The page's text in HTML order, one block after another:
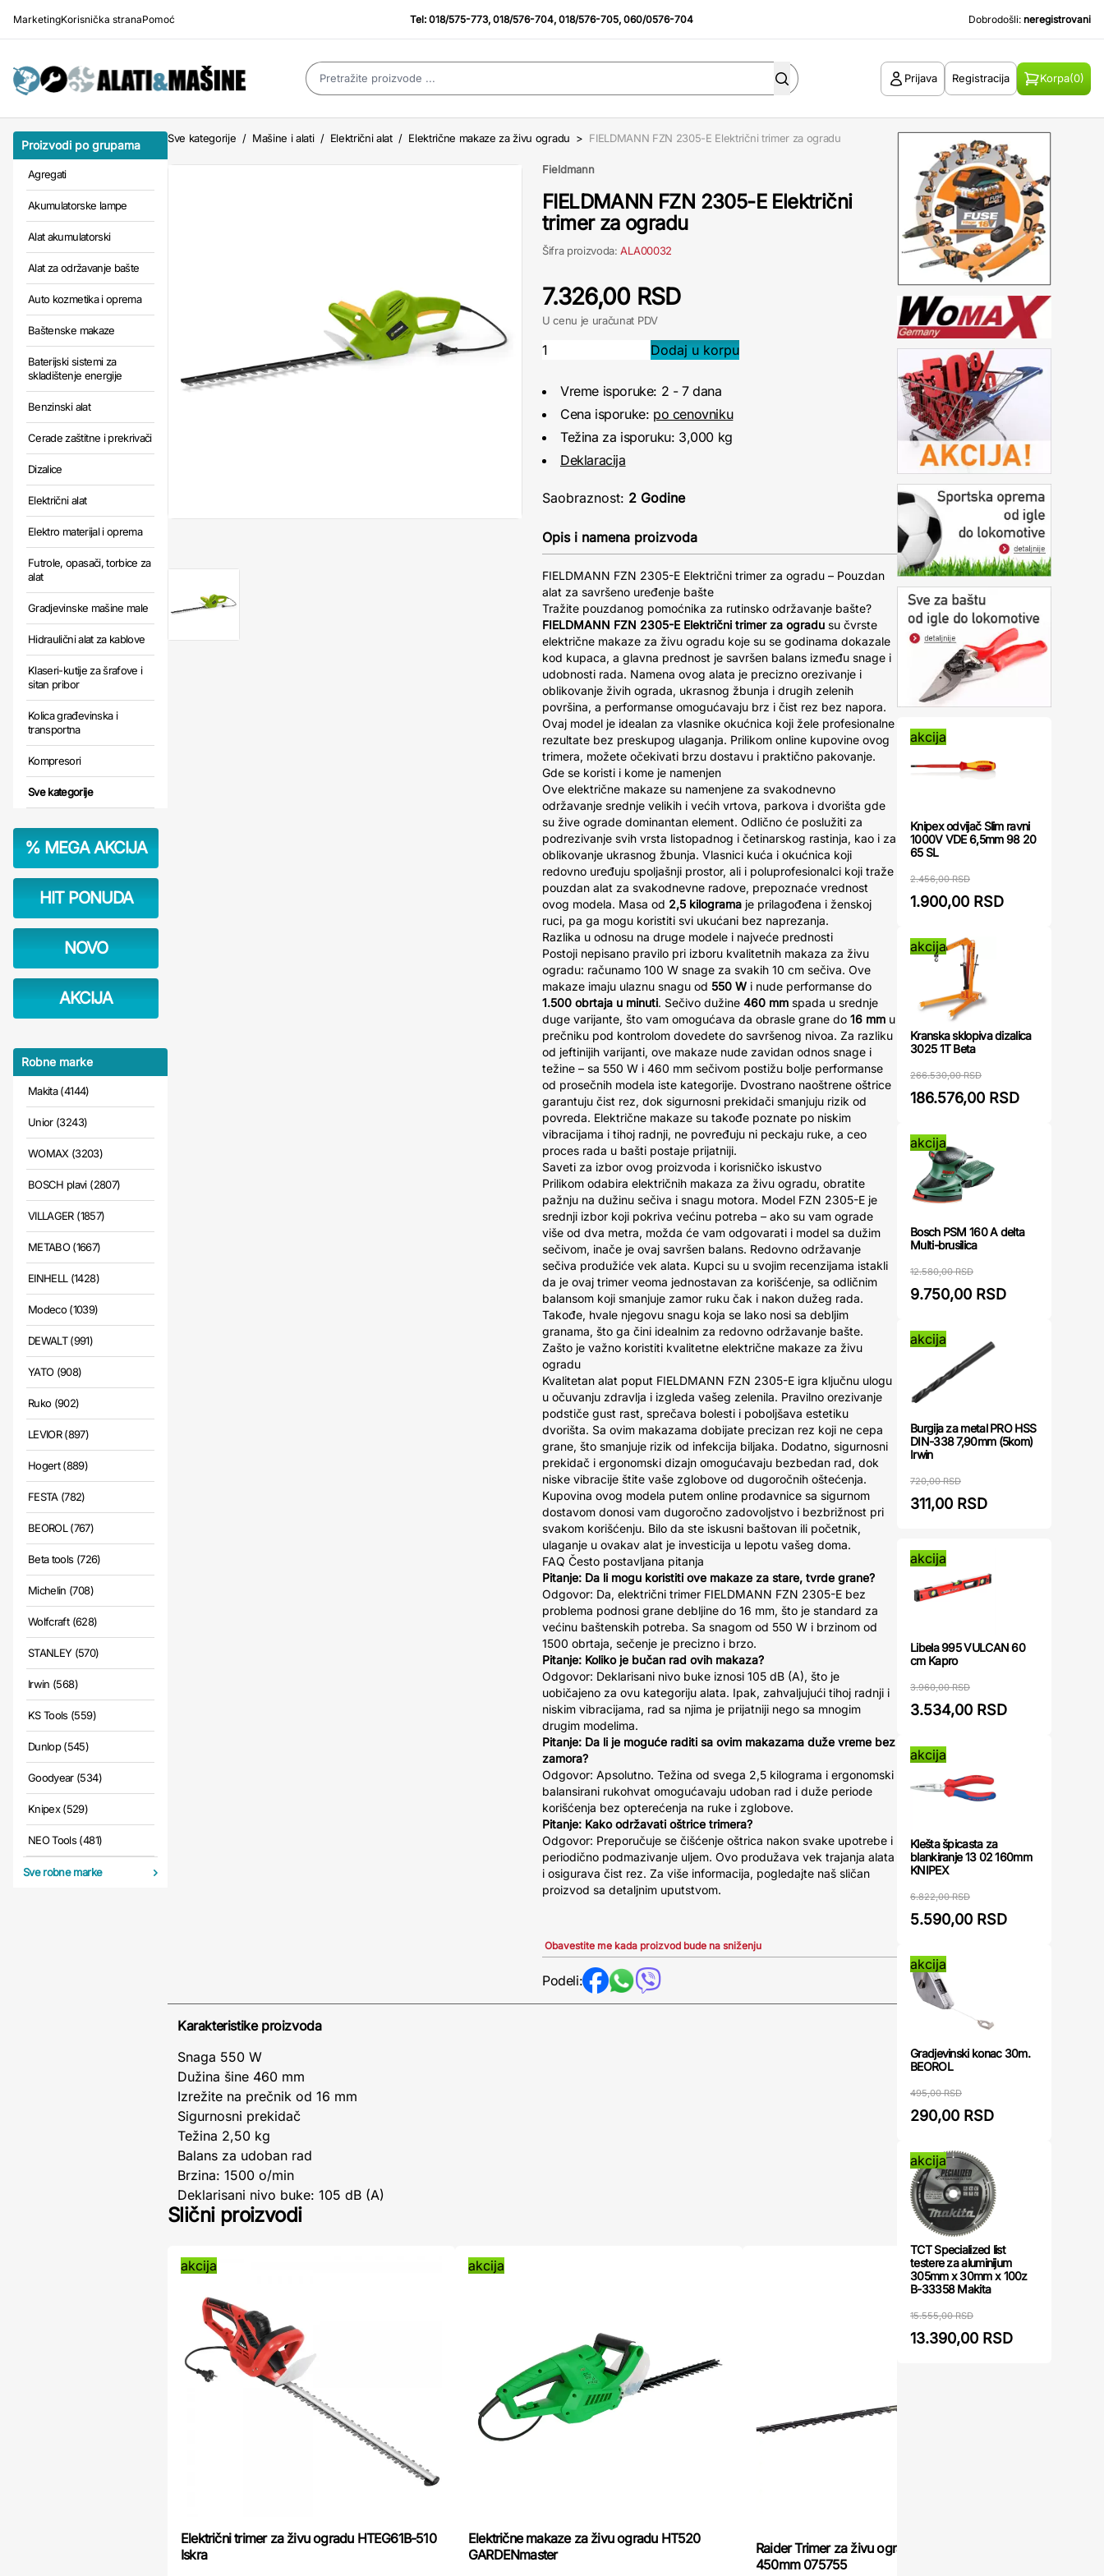
MarketingKorisnička stranaPomoć Tel:018/575-773,018/576-704,018/576-705,060/0576-704 Dobrodošli: neregistrovani
Prijava Registracija Korpa(0)
Proizvodi po grupama
Agregati
Akumulatorske lampe
Alat akumulatorski
Alat za održavanje bašte
Auto kozmetika i oprema
Baštenske makaze
Baterijski sistemi za
skladištenje energije
Benzinski alat
Cerade zaštitne i prekrivači
Dizalice
Električni alat
Elektro materijal i oprema
Futrole, opasači, torbice za
alat
Gradjevinske mašine male
Hidraulični alat za kablove
Klaseri-kutije za šrafove i
sitan pribor
Kolica građevinska i
transportna
Kompresori
Sve kategorije
% MEGA AKCIJA
HIT PONUDA
NOVO
AKCIJA
Robne marke
Makita (4144)
Unior (3243)
WOMAX (3203)
BOSCH plavi (2807)
VILLAGER (1857)
METABO (1667)
EINHELL (1428)
Modeco (1039)
DEWALT (991)
YATO (908)
Ruko (902)
LEVIOR (897)
Hogert (889)
FESTA (782)
BEOROL (767)
Beta tools (726)
Michelin (708)
Wolfcraft (628)
STANLEY (570)
Irwin (568)
KS Tools (559)
Dunlop (545)
Goodyear (534)
Knipex (529)
NEO Tools (481)
Sve robne marke
Sve kategorije / Mašine i alati / Električni alat / Električne makaze za živu ogradu > FIELDMANN FZN 2305-E Električni trimer za ogradu
Fieldmann
FIELDMANN FZN 2305-E Električni
trimer za ogradu
Šifra proizvoda:ALA00032
7.326,00 RSD
U cenu je uračunat PDV
Vreme isporuke: 2 - 7 dana
Cena isporuke: po cenovniku
Težina za isporuku: 3,000 kg
Deklaracija
Saobraznost: 2 Godine
Opis i namena proizvoda
FIELDMANN FZN 2305-E Električni trimer za ogradu – Pouzdan
alat za savršeno uređenje bašte
Tražite pouzdanog pomoćnika za rutinsko održavanje bašte?
FIELDMANN FZN 2305-E Električni trimer za ogradu su čvrste
električne makaze za živu ogradu koje su se godinama dokazale
kod kupaca, a glavna prednost je savršen balans između snage i
udobnosti rada. Namena ovog alata je precizno orezivanje i
oblikovanje živih ograda, ukrasnog žbunja i drugih zelenih
površina, a performanse omogućavaju brz i čist rez bez napora.
Ovaj model je idealan za vlasnike okućnica koji žele profesionalne
rezultate bez preskupog ulaganja. Prilikom online kupovine ovog
trimera, možete očekivati brzu dostavu i praktično pakovanje.
Gde se koristi i kome je namenjen
Ove električne makaze su namenjene za svakodnevno
održavanje srednje velikih i većih vrtova, parkova i dvorišta gde
su žive ograde dominantan element. Odlično će poslužiti za
podrezivanje svih vrsta listopadnog i četinarskog rastinja, kao i za
oblikovanje ukrasnog žbunja. Vlasnici kuća i okućnica koji
redovno uređuju spoljašnji prostor, ali i poluprofesionalci koji traže
pouzdan alat za svakodnevne radove, prepoznaće vrednost
ovog modela. Masa od 2,5 kilograma je prilagođena i ženskoj
ruci, pa ga mogu koristiti svi ukućani bez naprezanja.
Razlika u odnosu na druge modele i najveće prednosti
Postoji nepisano pravilo pri izboru kvalitetnih makaza za živu
ogradu: računamo 100 W snage za svakih 10 cm sečiva. Ove
makaze imaju ulaznu snagu od 550 W i nude performanse do
1.500 obrtaja u minuti. Sečivo dužine 460 mm spada u srednje
duge varijante, što vam omogućava da obrasle grane do 16 mm u
prečniku pod kontrolom dovedete do savršenog nivoa. Za razliku
od jeftinijih varijanti, ove makaze nude zavidan odnos snage i
težine – sa 550 W i 460 mm sečivom postižu bolje performanse
od prosečnih modela iste kategorije. Dvostrano naoštrene oštrice
garantuju čist rez, dok sigurnosni prekidači smanjuju rizik od
povreda. Električne makaze su takođe poznate po niskim
vibracijama i tihoj radnji, ne povređuju ni peckaju ruke, a ceo
proces rada u bašti postaje prijatniji.
Saveti za izbor ovog proizvoda i korisničko iskustvo
Prilikom odabira električnih makaza za živu ogradu, obratite
pažnju na dužinu sečiva i snagu motora. Model FZN 2305-E je
srednji izbor koji pokriva većinu potreba – ako su vam ograde
više od dva metra, možda će vam odgovarati i model sa dužim
sečivom, inače je ovaj savršen balans. Redovno održavanje
sečiva produžiće vek alata. Kupci su u svojim recenzijama istakli
da je ovaj trimer veoma jednostavan za korišćenje, sa odličnim
balansom koji smanjuje zamor ruku čak i nakon dužeg rada.
Takođe, hvale njegovu snagu koja se lako nosi sa debljim
granama, što ga čini idealnim za redovno održavanje bašte.
Zašto je važno koristiti kvalitetne električne makaze za živu
ogradu
Kvalitetan alat poput FIELDMANN FZN 2305-E igra ključnu ulogu
u očuvanju zdravlja i izgleda vašeg zelenila. Pravilno orezivanje
podstiče gust rast, sprečava bolesti i poboljšava estetiku
dvorišta. Sa ovim makazama dobijate precizan rez koji ne cepa
grane, što smanjuje rizik od infekcija biljaka. Dodatno, sigurnosni
prekidač i ergonomski dizajn omogućavaju bezbedan rad, dok
niske vibracije štite vaše zglobove od dugoročnih oštećenja.
Kupovina ovog modela putem online prodavnice sa sigurnom
dostavom donosi vam dugoročno zadovoljstvo i bezbrižnost pri
svakom korišćenju. Bilo da ste iskusni baštovan ili početnik,
ulaganje u ovakav alat je investicija u lepotu vašeg doma.
FAQ Često postavljana pitanja
Pitanje: Da li mogu koristiti ove makaze za stare, tvrde grane?
Odgovor: Da, električni trimer FIELDMANN FZN 2305-E bez
problema podnosi grane debljine do 16 mm, što je standard za
većinu baštenskih potreba. Sa snagom od 550 W i brzinom od
1500 obrtaja, sečenje je precizno i brzo.
Pitanje: Koliko je bučan rad ovih makaza?
Odgovor: Deklarisani nivo buke iznosi 105 dB (A), što je
uobičajeno za ovu kategoriju alata. Ipak, zahvaljujući tihoj radnji i
niskim vibracijama, rad sa njima je prijatniji nego sa mnogim
drugim modelima.
Pitanje: Da li je moguće raditi sa ovim makazama duže vreme bez
zamora?
Odgovor: Apsolutno. Težina od svega 2,5 kilograma i ergonomski
balansirani rukohvat omogućavaju udoban rad i duže periode
korišćenja bez opterećenja na ruke i zglobove.
Pitanje: Kako održavati oštrice trimera?
Odgovor: Preporučuje se čišćenje oštrica nakon svake upotrebe i
periodično podmazivanje uljem. Ovo produžava vek trajanja alata
i osigurava čist rez. Za više informacija, pogledajte naš sličan
proizvod sa detaljnim uputstvom.
Obavestite me kada proizvod bude na sniženju
Podeli:
Karakteristike proizvoda
Snaga 550 W
Dužina šine 460 mm
Izrežite na prečnik od 16 mm
Sigurnosni prekidač
Težina 2,50 kg
Balans za udoban rad
Brzina: 1500 o/min
Deklarisani nivo buke: 105 dB (A)
Slični proizvodi
akcija
Električni trimer za živu ogradu HTEG61B-510
Iskra
akcija
Električne makaze za živu ogradu HT520
GARDENmaster
Raider Trimer za živu ogradu RD-HT07 500W
450mm 075755
akcija
Knipex odvijač Slim ravni
1000V VDE 6,5mm 98 20
65 SL
2.456,00 RSD
1.900,00 RSD
akcija
Kranska sklopiva dizalica
3025 1T Beta
266.530,00 RSD
186.576,00 RSD
akcija
Bosch PSM 160 A delta
Multi-brusilica
12.580,00 RSD
9.750,00 RSD
akcija
Burgija za metal PRO HSS
DIN-338 7,90mm (5kom)
Irwin
720,00 RSD
311,00 RSD
akcija
Libela 995 VULCAN 60
cm Kapro
3.960,00 RSD
3.534,00 RSD
akcija
Klešta špicasta za
blankiranje 13 02 160mm
KNIPEX
6.822,00 RSD
5.590,00 RSD
akcija
Gradjevinski konac 30m.
BEOROL
495,00 RSD
290,00 RSD
akcija
TCT Specialized list
testere za aluminijum
305mm x 30mm x 100z
B-33358 Makita
15.555,00 RSD
13.390,00 RSD